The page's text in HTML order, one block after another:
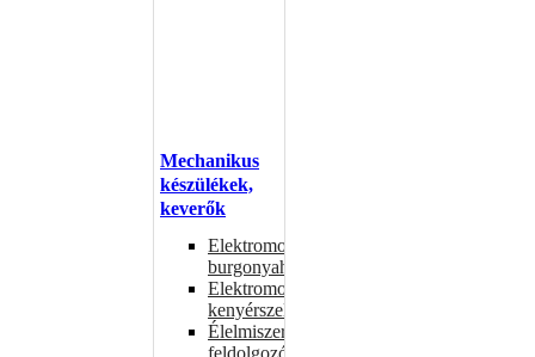
Mechanikus
készülékek,
keverők
Elektromos
burgonyahámozók
Elektromos
kenyérszeletelők
Élelmiszer-